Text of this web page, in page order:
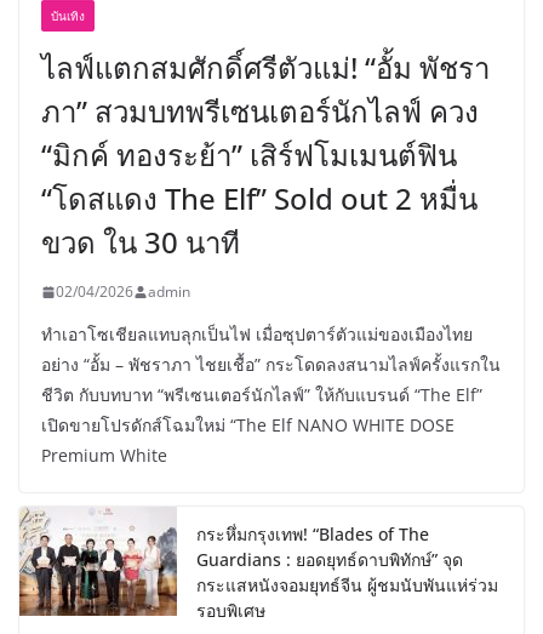
บันเทิง
ไลฟ์แตกสมศักดิ์ศรีตัวแม่! “อั้ม พัชรา
ภา” สวมบทพรีเซนเตอร์นักไลฟ์ ควง
“มิกค์ ทองระย้า” เสิร์ฟโมเมนต์ฟิน
“โดสแดง The Elf” Sold out 2 หมื่น
ขวด ใน 30 นาที
02/04/2026 admin
ทำเอาโซเชียลแทบลุกเป็นไฟ เมื่อซุปตาร์ตัวแม่ของเมืองไทย
อย่าง “อั้ม – พัชราภา ไชยเชื้อ” กระโดดลงสนามไลฟ์ครั้งแรกใน
ชีวิต กับบทบาท “พรีเซนเตอร์นักไลฟ์” ให้กับแบรนด์ “The Elf”
เปิดขายโปรดักส์โฉมใหม่ “The Elf NANO WHITE DOSE
Premium White
กระหึ่มกรุงเทพ! “Blades of The
Guardians : ยอดยุทธ์ดาบพิทักษ์” จุด
กระแสหนังจอมยุทธ์จีน ผู้ชมนับพันแห่ร่วม
รอบพิเศษ